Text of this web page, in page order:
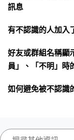
訊息
有不認識的人加入
好友或群組名稱顯
員」、「不明」時
如何避免被不認識